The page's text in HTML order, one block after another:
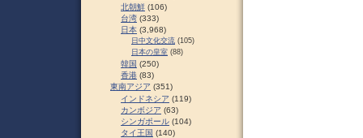
北朝鮮 (106)
台湾 (333)
日本 (3,968)
日中文化交流 (105)
日本の皇室 (88)
韓国 (250)
香港 (83)
東南アジア (351)
インドネシア (119)
カンボジア (63)
シンガポール (104)
タイ王国 (140)